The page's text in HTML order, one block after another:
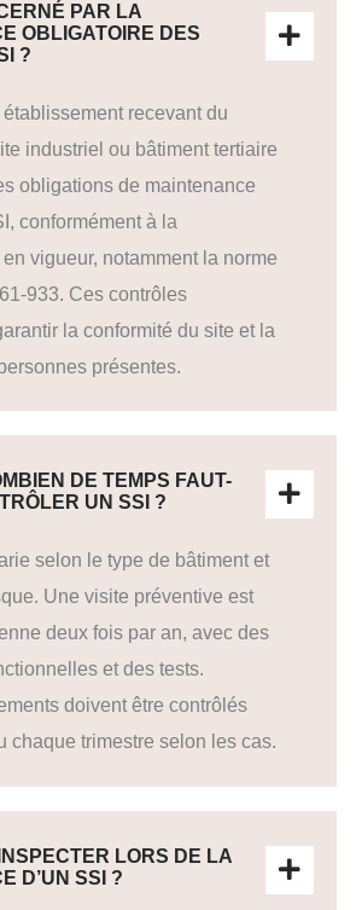
PAR LA
OBLIGATOIRE DES
?
établissement recevant du
industriel ou bâtiment tertiaire
obligations de maintenance
conformément à la
vigueur, notamment la norme
933. Ces contrôles
la conformité du site et la
présentes.
DE TEMPS FAUT-
UN SSI ?
selon le type de bâtiment et
Une visite préventive est
deux fois par an, avec des
et des tests.
doivent être contrôlés
chaque trimestre selon les cas.
LORS DE LA
D’UN SSI ?